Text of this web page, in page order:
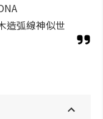
造弧線神似世